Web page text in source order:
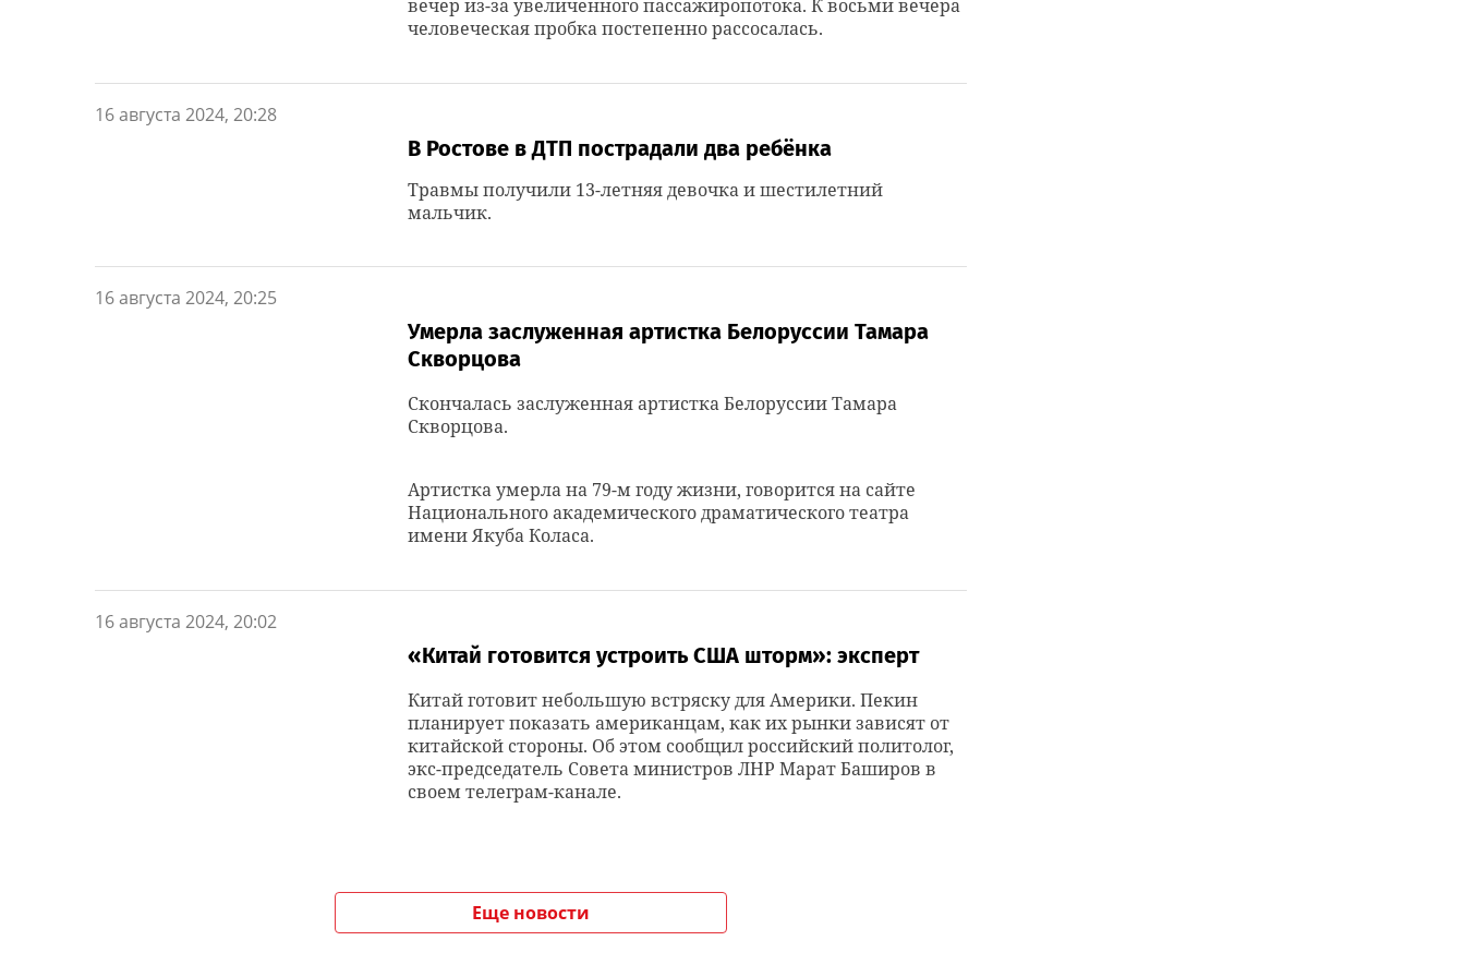
вечер из-за увеличенного пассажиропотока. К восьми вечера
человеческая пробка постепенно рассосалась.
16 августа 2024, 20:28
В Ростове в ДТП пострадали два ребёнка
Травмы получили 13-летняя девочка и шестилетний
мальчик.
16 августа 2024, 20:25
Умерла заслуженная артистка Белоруссии Тамара
Скворцова
Скончалась заслуженная артистка Белоруссии Тамара
Скворцова.
Артистка умерла на 79-м году жизни, говорится на сайте
Национального академического драматического театра
имени Якуба Коласа.
16 августа 2024, 20:02
«Китай готовится устроить США шторм»: эксперт
Китай готовит небольшую встряску для Америки. Пекин
планирует показать американцам, как их рынки зависят от
китайской стороны. Об этом сообщил российский политолог,
экс-председатель Совета министров ЛНР Марат Баширов в
своем телеграм-канале.
Еще новости